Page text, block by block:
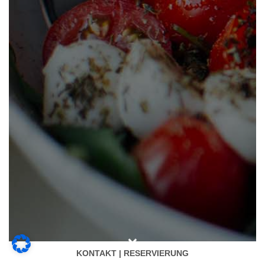
KONTAKT | RESERVIERUNG